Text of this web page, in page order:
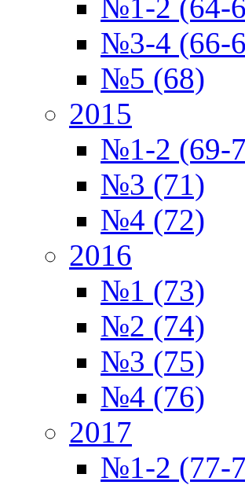
№1-2 (64-
№3-4 (66-
№5 (68)
2015
№1-2 (69-
№3 (71)
№4 (72)
2016
№1 (73)
№2 (74)
№3 (75)
№4 (76)
2017
№1-2 (77-